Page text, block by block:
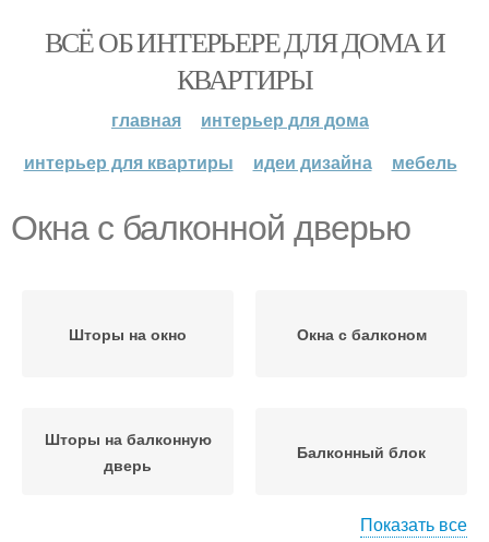
ВСЁ ОБ ИНТЕРЬЕРЕ ДЛЯ ДОМА И
КВАРТИРЫ
главная
интерьер для дома
интерьер для квартиры
идеи дизайна мебель
Окна с балконной дверью
Шторы на окно Окна с балконом
Шторы на балконную
дверь
Балконный блок
Показать все